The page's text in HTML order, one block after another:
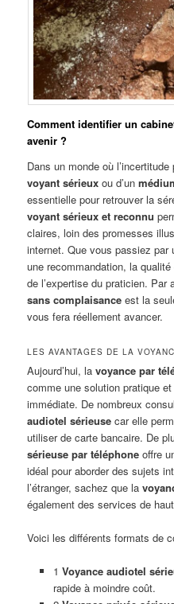
Comment identifier un
avenir ?
Dans un monde où
voyant sérieux ou d’un
essentielle pour retrouver la
voyant sérieux et reconnu
claires, loin des promesses
internet. Que vous passiez par
une recommandation, la
de l’expertise du praticien. Par
sans complaisance est la
vous fera réellement avancer.
LES AVANTAGES DE LA
Aujourd’hui, lavoyance par
comme une solution pratique
immédiate. De nombreux
audiotel sérieuse car elle
utiliser de carte bancaire. De
sérieuse par téléphone offre
idéal pour aborder des sujets
l’étranger, sachez que la
également des services de
Voici les différents formats de
1 Voyance audiotel
rapide à moindre coût.